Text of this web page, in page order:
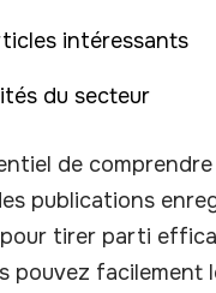
intéressants
du secteur
de
publications
tirer parti
pouvez facilement